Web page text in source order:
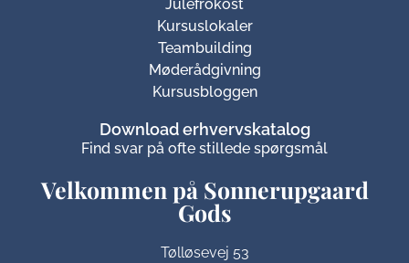
Velkommen på Sonnerupgaard
Gods​
Tølløsevej 53
Julefrokost
Kursuslokaler
Teambuilding
Møderådgivning
Kursusbloggen
Download erhvervskatalog
Find svar på ofte stillede spørgsmål